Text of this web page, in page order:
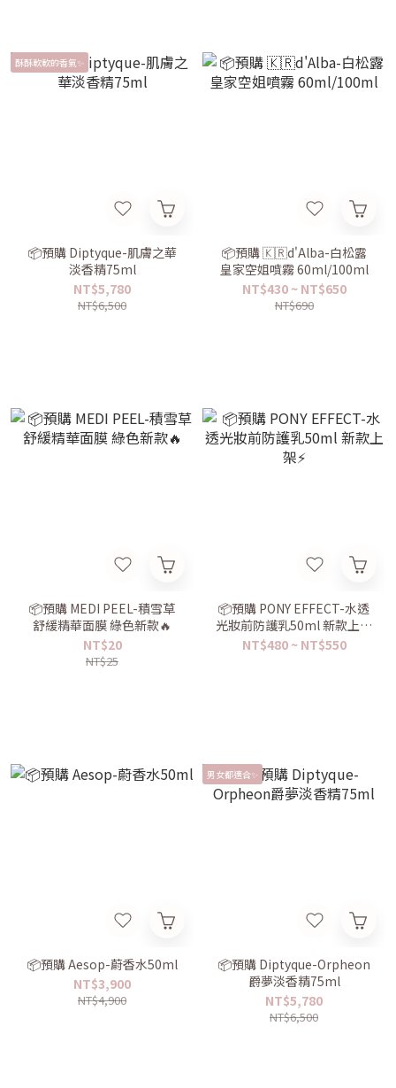
酥酥軟軟的香氣✨
📦預購 Diptyque-肌膚之華
淡香精75ml
NT$5,780
NT$6,500
📦預購 🇰🇷d'Alba-白松露
皇家空姐噴霧 60ml/100ml
NT$430 ~ NT$650
NT$690
📦預購 MEDI PEEL-積雪草
舒緩精華面膜 綠色新款🔥
NT$20
NT$25
📦預購 PONY EFFECT-水透
光妝前防護乳50ml 新款上架
⚡️
NT$480 ~ NT$550
📦預購 Aesop-蔚香水50ml
NT$3,900
NT$4,900
男女都適合✨
📦預購 Diptyque-Orpheon
爵夢淡香精75ml
NT$5,780
NT$6,500